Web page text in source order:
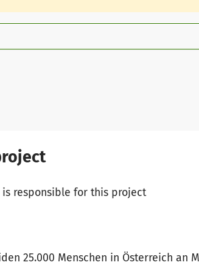
responsible for this project
25.000 Menschen in Österreich an